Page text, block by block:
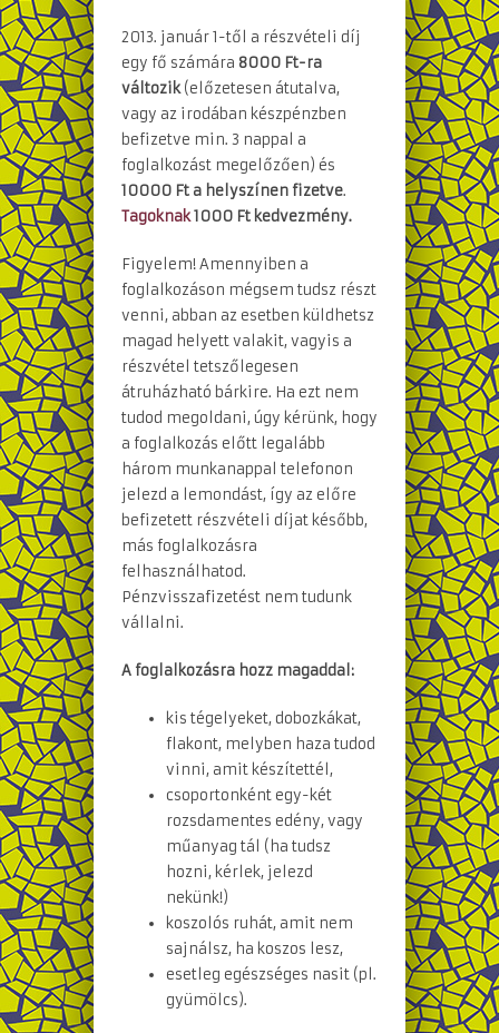
2013. január 1-től a részvételi díj
egy fő számára 8000 Ft-ra
változik(előzetesen átutalva,
vagy az irodában készpénzben
befizetve min. 3 nappal a
foglalkozást megelőzően) és
10000 Ft a helyszínen fizetve.
Tagoknak1000 Ft kedvezmény.
Figyelem! Amennyiben a
foglalkozáson mégsem tudsz részt
venni, abban az esetben küldhetsz
magad helyett valakit, vagyis a
részvétel tetszőlegesen
átruházható bárkire. Ha ezt nem
tudod megoldani, úgy kérünk, hogy
a foglalkozás előtt legalább
három munkanappal telefonon
jelezd a lemondást, így az előre
befizetett részvételi díjat később,
más foglalkozásra
felhasználhatod.
Pénzvisszafizetést nem tudunk
vállalni.
A foglalkozásra hozz magaddal:
kis tégelyeket, dobozkákat,
flakont, melyben haza tudod
vinni, amit készítettél,
csoportonként egy-két
rozsdamentes edény, vagy
műanyag tál (ha tudsz
hozni, kérlek, jelezd
nekünk!)
koszolós ruhát, amit nem
sajnálsz, ha koszos lesz,
esetleg egészséges nasit (pl.
gyümölcs).